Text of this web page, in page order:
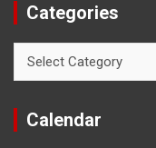
Categories
Calendar